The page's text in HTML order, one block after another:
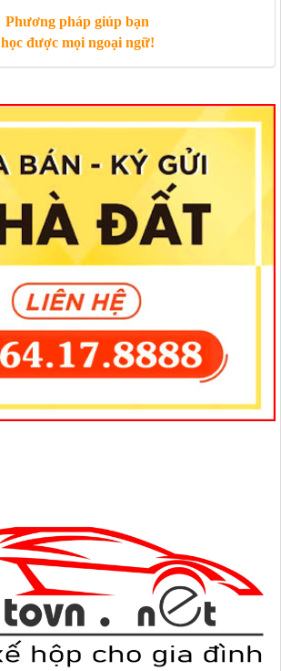
Phương pháp giúp bạn
học được mọi ngoại ngữ!